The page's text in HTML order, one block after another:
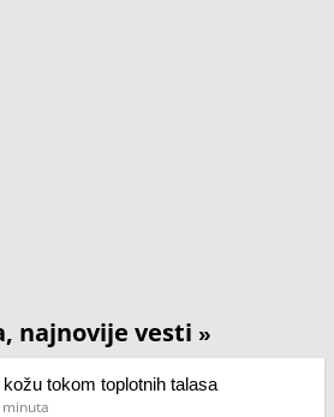
najnovije vesti »
tokom toplotnih talasa